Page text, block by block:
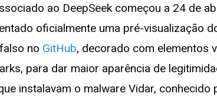
ao DeepSeek começou a 24 de
oficialmente uma pré-visualização
no GitHub, decorado com elementos
para dar maior aparência de
instalavam o malware Vidar, conhecido